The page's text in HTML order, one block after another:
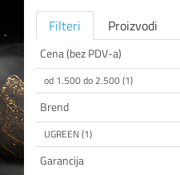
Filteri Proizvodi
Cena (bez PDV-a)
od 1.500 do 2.500 (1)
Brend
UGREEN (1)
Garancija